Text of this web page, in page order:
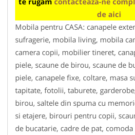
de aici
Mobila pentru CASA: canapele
sufragerie, mobila living, mobila
camera copii, mobilier tineret,
piele, scaune de birou, scaune de
piele, canapele fixe, coltare, masa
tapitate, fotolii, taburete,
birou, saltele din spuma cu
si etajere, birouri pentru copii,
de bucatarie, cadre de pat, comoda